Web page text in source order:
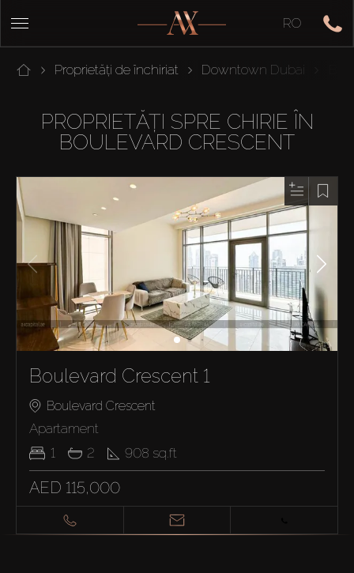
RO
Proprietăți de închiriat Downtown Dubai
PROPRIETĂȚI SPRE CHIRIE ÎN
BOULEVARD CRESCENT
Boulevard Crescent 1
Boulevard Crescent
Apartament
1
2 908 sq.ft
AED 115,000